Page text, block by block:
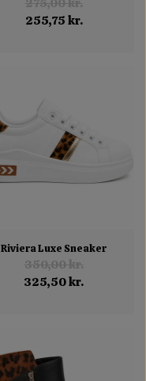
275,00 kr.
255,75 kr.
Riviera Luxe Sneaker
350,00 kr.
325,50 kr.